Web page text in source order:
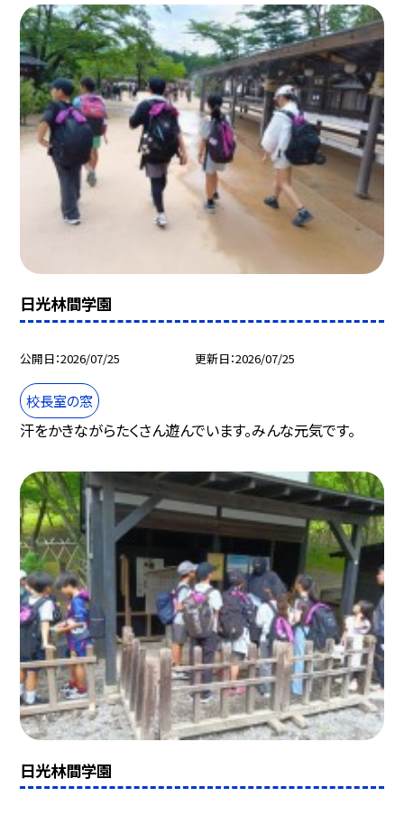
日光林間学園
公開日 2026/07/25 更新日 2026/07/25
校長室の窓
汗をかきながらたくさん遊んでいます。みんな元気です。
日光林間学園